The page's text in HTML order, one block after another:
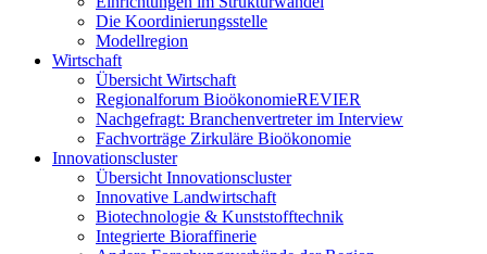
Die Koordinierungsstelle
Modellregion
Wirtschaft
Übersicht Wirtschaft
Regionalforum BioökonomieREVIER
Nachgefragt: Branchenvertreter im Interview
Fachvorträge Zirkuläre Bioökonomie
Innovationscluster
Übersicht Innovationscluster
Innovative Landwirtschaft
Biotechnologie & Kunststofftechnik
Integrierte Bioraffinerie